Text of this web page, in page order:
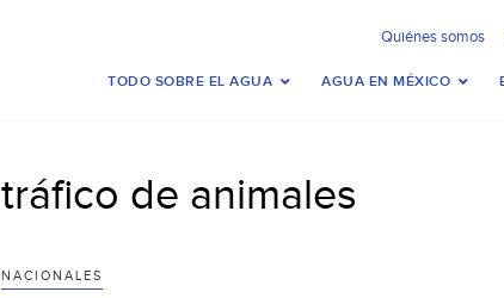
Quiénes somos
TODO SOBRE EL AGUA AGUA EN MÉXICO
tráfico de animales
NACIONALES